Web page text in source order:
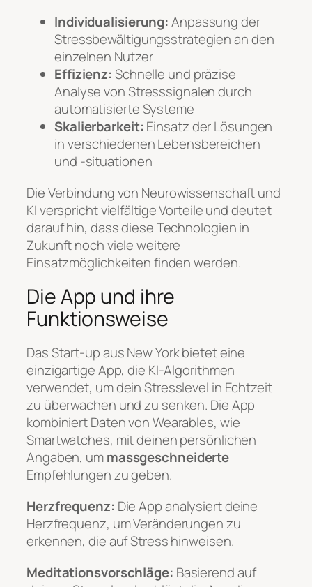
Individualisierung:Anpassung der
Stressbewältigungsstrategien an den
einzelnen Nutzer
Effizienz:Schnelle und präzise
Analyse von Stresssignalen durch
automatisierte Systeme
Skalierbarkeit:Einsatz der Lösungen
in verschiedenen Lebensbereichen
und -situationen
Die Verbindung von Neurowissenschaft und
KI verspricht vielfältige Vorteile und deutet
darauf hin, dass diese Technologien in
Zukunft noch viele weitere
Einsatzmöglichkeiten finden werden.
Die App und ihre
Funktionsweise
Das Start-up aus New York bietet eine
einzigartige App, die KI-Algorithmen
verwendet, um dein Stresslevel in Echtzeit
zu überwachen und zu senken. Die App
kombiniert Daten von Wearables, wie
Smartwatches, mit deinen persönlichen
Angaben, ummassgeschneiderte
Empfehlungen zu geben.
Herzfrequenz: Die App analysiert deine
Herzfrequenz, um Veränderungen zu
erkennen, die auf Stress hinweisen.
Meditationsvorschläge: Basierend auf